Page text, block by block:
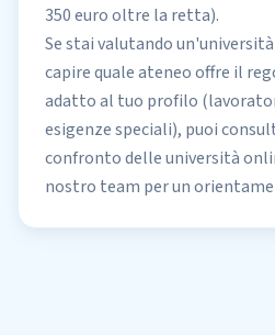
350 euro oltre la retta).
Se stai valutando
capire quale ateneo offre il
adatto al tuo profilo
esigenze speciali), puoi
confronto delle università
nostro team per un